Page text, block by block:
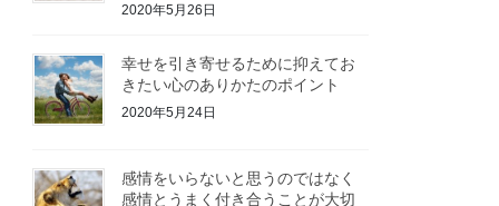
2020年5月26日
幸せを引き寄せるために抑えてお
きたい心のありかたのポイント
2020年5月24日
感情をいらないと思うのではなく
感情とうまく付き合うことが大切